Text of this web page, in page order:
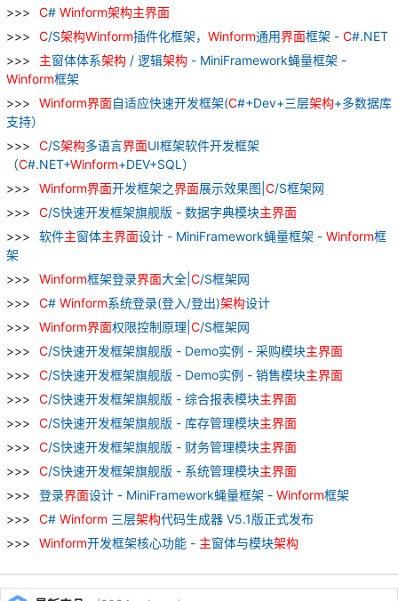
C# Winform架构主界面
C/S架构Winform插件化框架， Winform通用界面框架 - C#.NET
主窗体体系架构 / 逻辑架构 - MiniFramework蝇量框架 -
Winform框架
Winform界面自适应快速开发框架(C#+Dev+三层架构+多数据库
支持）
C/S架构多语言界面UI框架软件开发框架
（C#.NET+Winform+DEV+SQL）
Winform界面开发框架之界面展示效果图| C/S框架网
C/S快速开发框架旗舰版 - 数据字典模块主界面
软件主窗体主界面设计 - MiniFramework蝇量框架 - Winform框
架
Winform框架登录界面大全| C/S框架网
C# Winform系统登录(登入/登出)架构设计
Winform界面权限控制原理| C/S框架网
C/S快速开发框架旗舰版 - Demo实例 - 采购模块主界面
C/S快速开发框架旗舰版 - Demo实例 - 销售模块主界面
C/S快速开发框架旗舰版 - 综合报表模块主界面
C/S快速开发框架旗舰版 - 库存管理模块主界面
C/S快速开发框架旗舰版 - 财务管理模块主界面
C/S快速开发框架旗舰版 - 系统管理模块主界面
登录界面设计 - MiniFramework蝇量框架 - Winform框架
C# Winform 三层架构代码生成器 V5.1版正式发布
Winform开发框架核心功能 - 主窗体与模块架构